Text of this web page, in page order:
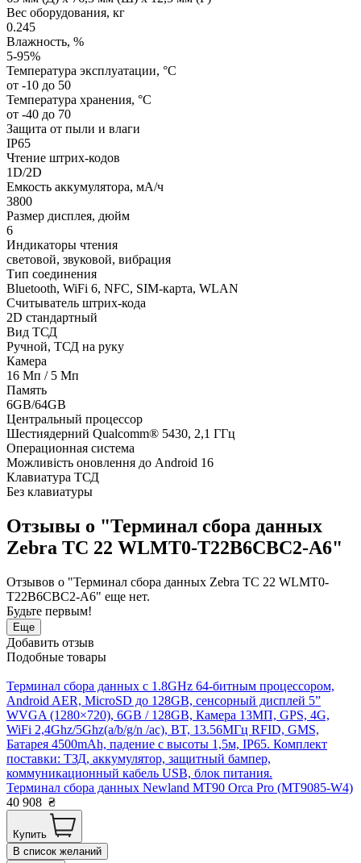
Вес оборудования, кг
0.245
Влажность, %
5-95%
Температура эксплуатации, °C
от -10 до 50
Температура хранения, °C
от -40 до 70
Защита от пыли и влаги
IP65
Чтение штрих-кодов
1D/2D
Емкость аккумулятора, мА/ч
3800
Размер дисплея, дюйм
6
Индикаторы чтения
световой, звуковой, вибрация
Тип соединения
Bluetooth, WiFi 6, NFС, SIM-карта, WLAN
Считыватель штрих-кода
2D стандартный
Вид ТСД
Ручной, ТСД на руку
Камера
16 Мп / 5 Мп
Память
6GB/64GB
Центральный процессор
Шестиядерний Qualcomm® 5430, 2,1 ГГц
Операционная система
Можливість оновлення до Android 16
Клавиатура ТСД
Без клавиатуры
Отзывы о "Терминал сбора данных
Zebra TC 22 WLMT0-T22B6CBC2-A6"
Отзывов о "Терминал сбора данных Zebra TC 22 WLMT0-
T22B6CBC2-A6" еще нет.
Будьте первым!
Еще
Добавить отзыв
Подобные товары
Терминал сбора данных с 1.8GHz 64-битным процессором,
Android AER, MicroSD до 128GB, сенсорный дисплей 5”
WVGA (1280×720), 6GB / 128GB, Камера 13МП, GPS, 4G,
WiFi 2,4Ghz/5Ghz(a/b/g/n /ac), BT, 13.56МГц RFID, GMS,
Батарея 4500mAh, падение с высоты 1,5м, IP65. Комплект
поставки: ТЗД, аккумулятор, защитный бампер,
коммуникационный кабель USB, блок питания.
Терминал сбора данных Newland MT90 Orca Pro (MT9085-W4)
40 908 ₴
Купить
В список желаний